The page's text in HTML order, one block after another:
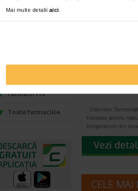
Mai multe detalii aici
Descriere:
foloseste pentru
temperaturii din
CELE MAI
CONTACT
Farmacii FIV
Toate farmaciile